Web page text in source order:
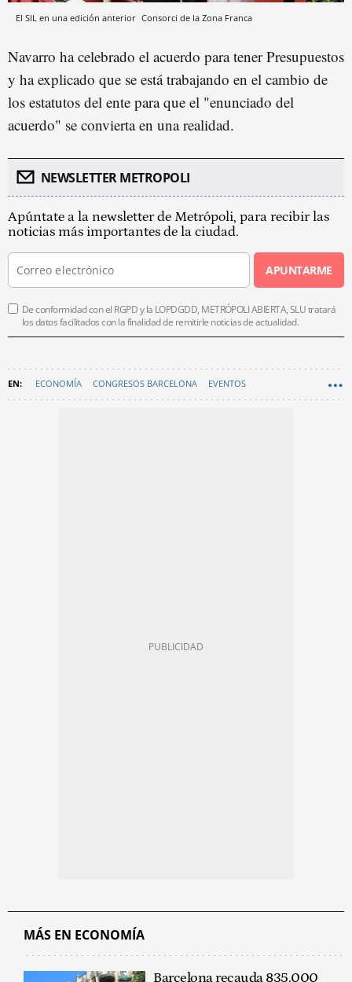
El SIL en una edición anterior Consorci de la Zona Franca
Navarro ha celebrado el acuerdo para tener Presupuestos
y ha explicado que se está trabajando en el cambio de
los estatutos del ente para que el "enunciado del
acuerdo" se convierta en una realidad.
NEWSLETTER METROPOLI
Apúntate a la newsletter de Metrópoli, para recibir las
noticias más importantes de la ciudad.
APUNTARME
De conformidad con el RGPD y la LOPDGDD, METRÓPOLI ABIERTA, SLU tratará
los datos facilitados con la finalidad de remitirle noticias de actualidad.
ECONOMÍA CONGRESOS BARCELONA EVENTOS
MÁS EN ECONOMÍA
Barcelona recauda 835.000